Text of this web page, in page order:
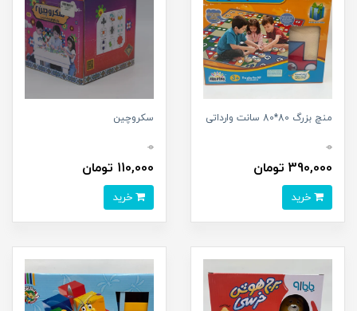
منچ بزرگ 80*80 سانت وارداتی
0
390,000 تومان
سکروچین
0
110,000 تومان